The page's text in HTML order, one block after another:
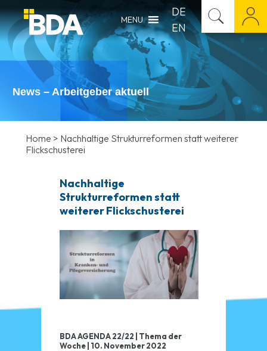
MENU
DE
EN
News – Arbeitgeber aktuell
Home > Nachhaltige Strukturreformen statt weiterer
Flickschusterei
Nachhaltige
Strukturreformen statt
weiterer Flickschusterei
BDA AGENDA 22/22 | Thema der
Woche | 10. November 2022